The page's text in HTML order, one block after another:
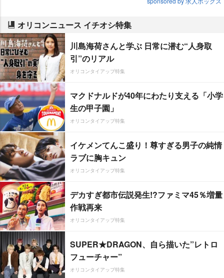
オリコンニュース イチオシ特集
川島海荷さんと学ぶ 日常に潜む“人身取
引”のリアル
オリコンタイアップ特集
マクドナルドが40年にわたり支える「小学
生の甲子園」
オリコンタイアップ特集
イケメンてんこ盛り！尊すぎる男子の純情
ラブに胸キュン
オリコンタイアップ特集
デカすぎ都市伝説発生!?ファミマ45％増量
作戦再来
オリコンタイアップ特集
SUPER★DRAGON、自ら描いた”レトロ
フューチャー”
オリコンタイアップ特集